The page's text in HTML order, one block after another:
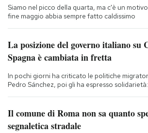
Siamo nel picco della quarta, ma c'è un
fine maggio abbia sempre fatto caldissimo
La posizione del governo italiano su
Spagna è cambiata in fretta
In pochi giorni ha criticato le politiche
Pedro Sánchez, poi gli ha espresso
Il comune di Roma non sa quanto
segnaletica stradale